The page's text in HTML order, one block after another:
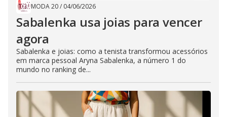
MODA 20/ 04/06/2026
Sabalenka usa joias para vencer
agora
Sabalenka e joias: como a tenista transformou acessórios
em marca pessoal Aryna Sabalenka, a número 1 do
mundo no ranking de...